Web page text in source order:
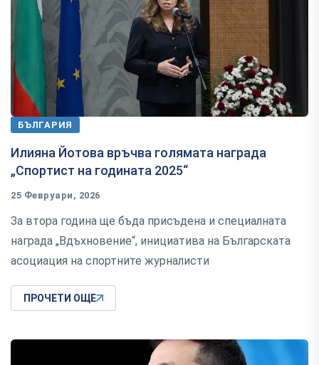
БЪЛГАРИЯ
Илияна Йотова връчва голямата награда
„Спортист на годината 2025“
25 Февруари, 2026
За втора година ще бъда присъдена и специалната
награда „Вдъхновение“, инициатива на Българската
асоциация на спортните журналисти
ПРОЧЕТИ ОЩЕ